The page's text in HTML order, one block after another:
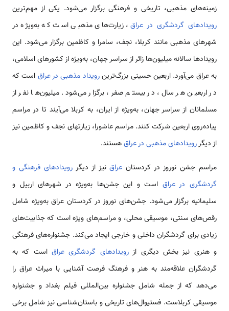
زمینه‌های مذهبی، تاریخی و فرهنگی برگزار می‌شود. یکی از مهم‌ترین
رویدادهای گردشگری در عراق ، زیارت‌های مذهبی است که به‌ویژه در
شهرهای مذهبی مانند کربلا، نجف، سامرا و کاظمین برگزار می‌شود. این
رویدادها سالانه میلیون‌ها زائر از سراسر جهان، به‌ویژه از کشورهای اسلامی،
به عراق می‌آورد. اربعین حسینی بزرگ‌ترینرویداد مذهبی در عراق است که
در اربعین هر سال، در بیستم صفر، برگزار می‌شود. میلیون‌ها نفر از
مسلمانان از سراسر جهان، به‌ویژه از ایران، به کربلا می‌آیند تا در مراسم
پیاده‌روی اربعین شرکت کنند. مراسم عاشورا، زیارتهای نجف و کاظمین نیز
از دیگررویدادهای مذهبی در عراقهستند.
مراسم‌ جشن نوروز در کردستان عراقنیز از دیگررویدادهای فرهنگی و
گردشگری در عراق است و این جشن‌ها به‌ویژه در شهرهای اربیل و
سلیمانیه برگزار می‌شود. جشن‌های نوروز در کردستان عراق به‌ویژه شامل
رقص‌های سنتی، موسیقی محلی، و مراسم‌های ویژه است که جذابیت‌های
زیادی برای گردشگران داخلی و خارجی ایجاد می‌کند. جشنواره‌های فرهنگی
و هنری نیز بخش دیگری ازرویدادهای گردشگری عراقاست که به
گردشگران علاقه‌مند به هنر و فرهنگ فرصت آشنایی با میراث عراق را
می‌دهد که از جمله شامل جشنواره بین‌المللی فیلم بغداد و جشنواره
موسیقی کربلاست. فستیوال‌های تاریخی و باستان‌شناسی نیز شامل برخی